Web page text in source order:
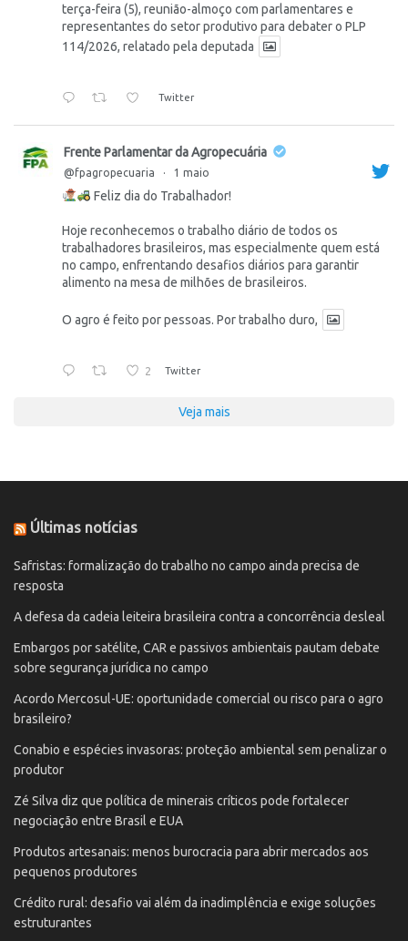
terça-feira (5), reunião-almoço com parlamentares e
representantes do setor produtivo para debater o PLP
114/2026, relatado pela deputada
Twitter
Frente Parlamentar da Agropecuária
@fpagropecuaria · 1 maio
Feliz dia do Trabalhador!
Hoje reconhecemos o trabalho diário de todos os
trabalhadores brasileiros, mas especialmente quem está
no campo, enfrentando desafios diários para garantir
alimento na mesa de milhões de brasileiros.
O agro é feito por pessoas. Por trabalho duro,
2 Twitter
Veja mais
Últimas notícias
Safristas: formalização do trabalho no campo ainda precisa de
resposta
A defesa da cadeia leiteira brasileira contra a concorrência desleal
Embargos por satélite, CAR e passivos ambientais pautam debate
sobre segurança jurídica no campo
Acordo Mercosul-UE: oportunidade comercial ou risco para o agro
brasileiro?
Conabio e espécies invasoras: proteção ambiental sem penalizar o
produtor
Zé Silva diz que política de minerais críticos pode fortalecer
negociação entre Brasil e EUA
Produtos artesanais: menos burocracia para abrir mercados aos
pequenos produtores
Crédito rural: desafio vai além da inadimplência e exige soluções
estruturantes